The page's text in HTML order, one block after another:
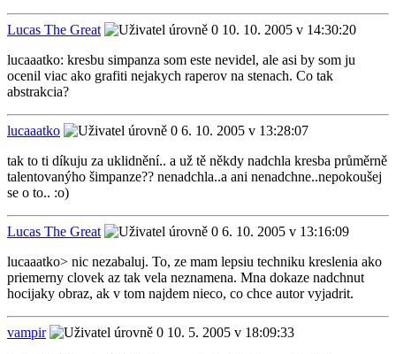
Lucas The Great
10. 10. 2005 v 14:30:20
lucaaatko: kresbu simpanza som este nevidel, ale asi by som ju
ocenil viac ako grafiti nejakych raperov na stenach. Co tak
abstrakcia?
lucaaatko
6. 10. 2005 v 13:28:07
tak to ti díkuju za uklidnění.. a už tě někdy nadchla kresba průměrně
talentovanýho šimpanze?? nenadchla..a ani nenadchne..nepokoušej
se o to.. :o)
Lucas The Great
6. 10. 2005 v 13:16:09
lucaaatko> nic nezabaluj. To, ze mam lepsiu techniku kreslenia ako
priemerny clovek az tak vela neznamena. Mna dokaze nadchnut
hocijaky obraz, ak v tom najdem nieco, co chce autor vyjadrit.
vampir
10. 5. 2005 v 18:09:33